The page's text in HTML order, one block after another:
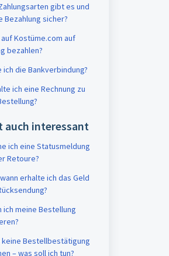
gibt es und
Bezahlung sicher?
auf Kostüme.com auf
bezahlen?
ich die Bankverbindung?
ich eine Rechnung zu
auch interessant
ich eine Statusmeldung
Retoure?
erhalte ich das Geld
ich meine Bestellung
keine Bestellbestätigung
– was soll ich tun?